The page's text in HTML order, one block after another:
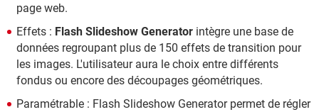
page web.
Effets : Flash Slideshow Generator intègre une base de
données regroupant plus de 150 effets de transition pour
les images. L'utilisateur aura le choix entre différents
fondus ou encore des découpages géométriques.
Paramétrable : Flash Slideshow Generator permet de régler